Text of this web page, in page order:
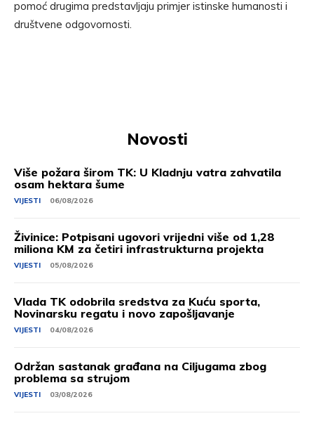
pomoć drugima predstavljaju primjer istinske humanosti i
društvene odgovornosti.
Novosti
Više požara širom TK: U Kladnju vatra zahvatila
osam hektara šume
VIJESTI 06/08/2026
Živinice: Potpisani ugovori vrijedni više od 1,28
miliona KM za četiri infrastrukturna projekta
VIJESTI 05/08/2026
Vlada TK odobrila sredstva za Kuću sporta,
Novinarsku regatu i novo zapošljavanje
VIJESTI 04/08/2026
Održan sastanak građana na Ciljugama zbog
problema sa strujom
VIJESTI 03/08/2026